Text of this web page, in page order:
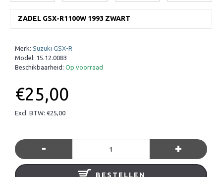
ZADEL GSX-R1100W 1993 ZWART
Merk: Suzuki GSX-R
Model: 15.12.0083
Beschikbaarheid: Op voorraad
€25,00
Excl. BTW: €25,00
- +
BESTELLEN